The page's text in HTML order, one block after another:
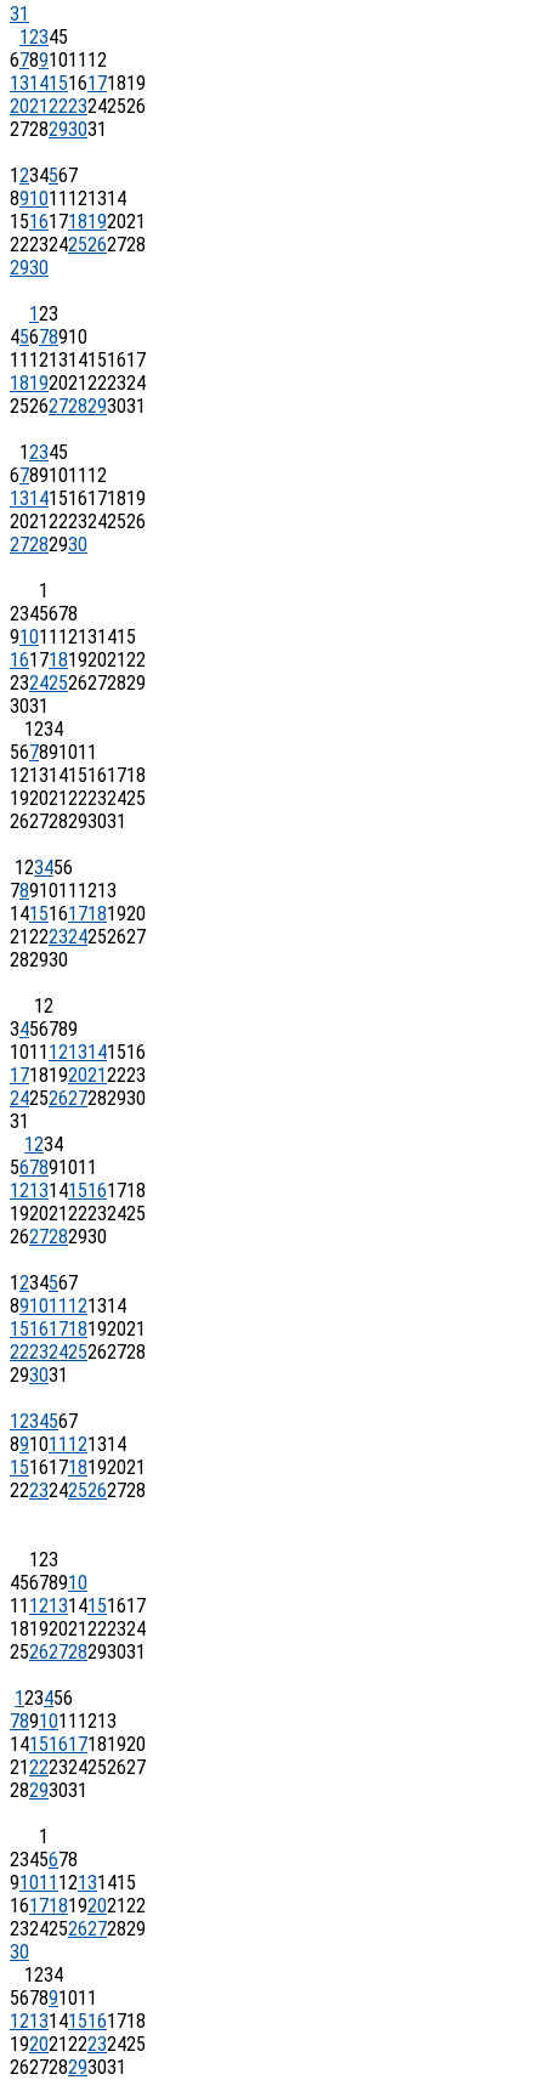
31
12345
6789101112
13141516171819
20212223242526
2728293031
1234567
891011121314
15161718192021
22232425262728
2930
123
45678910
11121314151617
18192021222324
25262728293031
12345
6789101112
13141516171819
20212223242526
27282930
1
2345678
9101112131415
16171819202122
23242526272829
3031
1234
567891011
12131415161718
19202122232425
262728293031
123456
78910111213
14151617181920
21222324252627
282930
12
3456789
10111213141516
17181920212223
24252627282930
31
1234
567891011
12131415161718
19202122232425
2627282930
1234567
891011121314
15161718192021
22232425262728
293031
1234567
891011121314
15161718192021
22232425262728
123
45678910
11121314151617
18192021222324
25262728293031
123456
78910111213
14151617181920
21222324252627
28293031
1
2345678
9101112131415
16171819202122
23242526272829
30
1234
567891011
12131415161718
19202122232425
262728293031